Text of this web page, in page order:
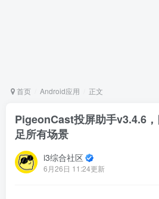
首页 Android应用 正文
PigeonCast投屏助手v3.4.6
足所有场景
i3综合社区
6月26日 11:24更新